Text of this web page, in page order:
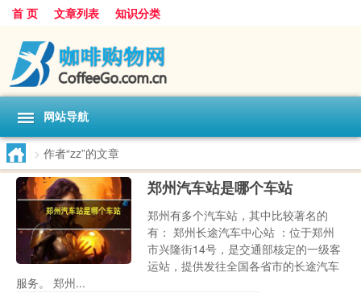
首 页 文章列表 知识分类
网站导航
> 作者“zz”的文章
郑州汽车站是哪个车站
郑州有多个汽车站，其中比较著名的
有： 郑州长途汽车中心站 ：位于郑州
市兴隆街14号，是交通部核定的一级客
运站，提供发往全国各省市的长途汽车
服务。 郑州...